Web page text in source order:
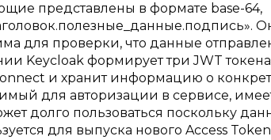
представлены в формате base-64,
для проверки, что данные
Kеyсloak формирует три JWT
и хранит информацию о
для авторизации в сервисе,
долго пользоваться поскольку
для выпуска нового Access